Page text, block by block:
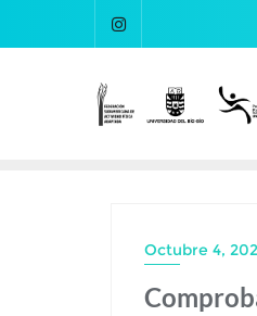
Octubre 4,